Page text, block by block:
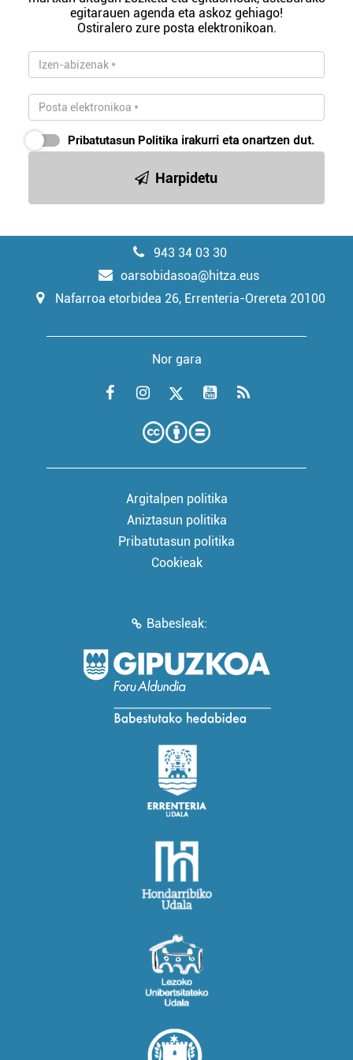
egitarauen agenda eta askoz gehiago!
Ostiralero zure posta elektronikoan.
Pribatutasun Politika irakurri eta onartzen dut.
Harpidetu
943 34 03 30
oarsobidasoa@hitza.eus
Nafarroa etorbidea 26, Errenteria-Orereta 20100
Nor gara
Argitalpen politika
Aniztasun politika
Pribatutasun politika
Cookieak
Babesleak: